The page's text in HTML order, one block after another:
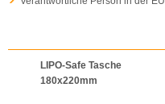
LIPO-Safe Tasche
180x220mm